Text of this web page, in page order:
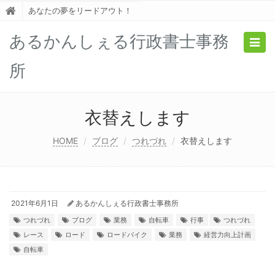
あなたの夢をリードアウト！
あるかんしぇる行政書士事務
所
衣替えします
HOME ブログ つれづれ 衣替えします
2021年6月1日 あるかんしぇる行政書士事務所
つれづれ ブログ 業務 自転車 行事
つれづれ
レース
ロード ロードバイク 業務
経営力向上計画
自転車